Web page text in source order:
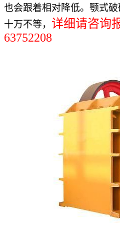
也会跟着相对降低。颚式
十万不等， 详细请咨询
63752208